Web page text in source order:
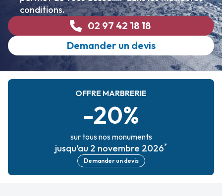
02 97 42 18 18
Demander un devis
conditions.
OFFRE MARBRERIE
-20%
sur tous nos monuments
jusqu'au 2 novembre 2026*
Demander un devis